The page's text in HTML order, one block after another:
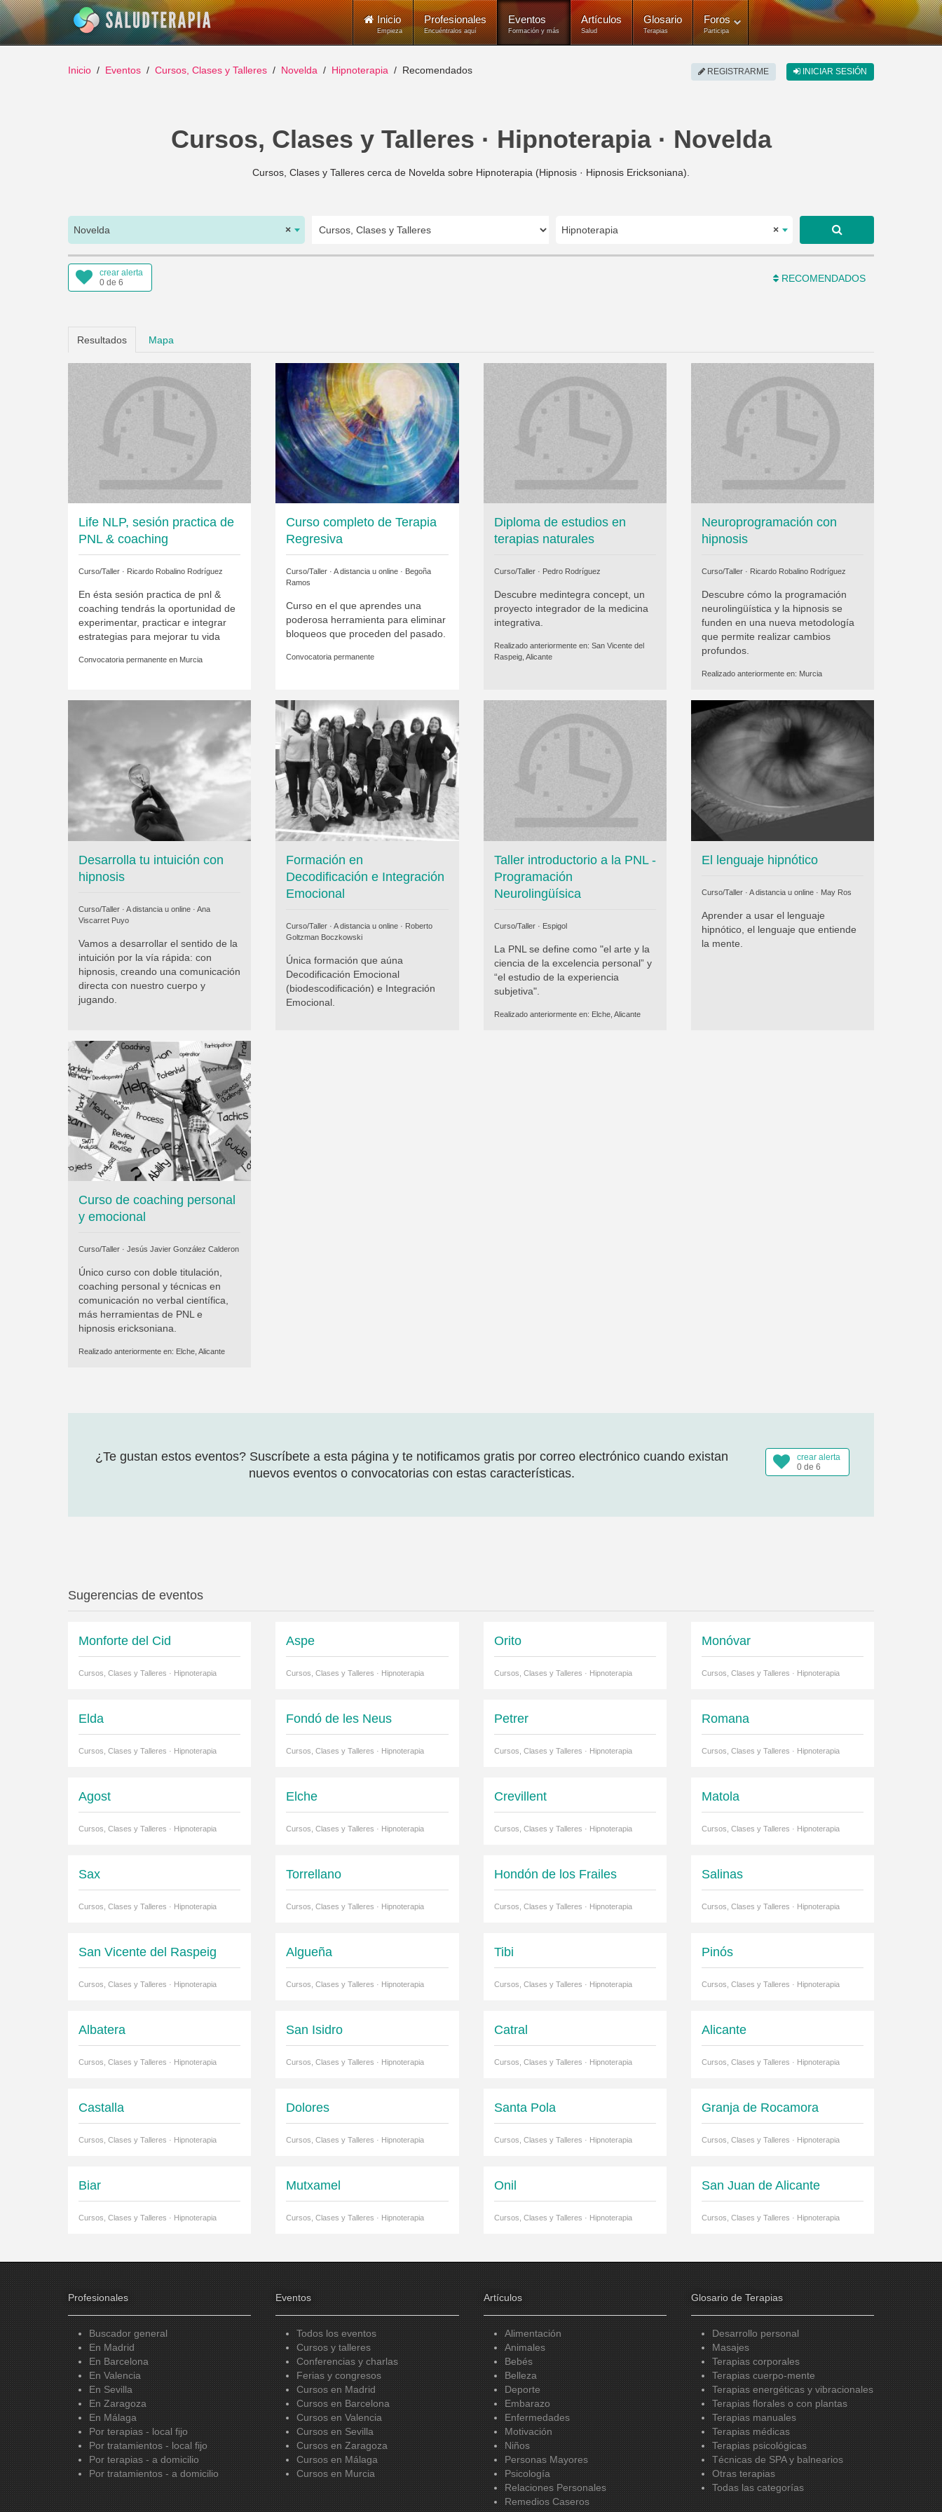
Inicio
Empieza
Profesionales
Encuéntralos aquí
Eventos
Formación y más
Artículos
Salud
Glosario
Terapias
Foros
Participa
REGISTRARME INICIAR SESIÓN
Inicio Eventos Cursos, Clases y Talleres Novelda Hipnoterapia Recomendados
Cursos, Clases y Talleres · Hipnoterapia · Novelda
Cursos, Clases y Talleres cerca de Novelda sobre Hipnoterapia (Hipnosis · Hipnosis Ericksoniana).
×
Novelda ×
Hipnoterapia
crear alerta
0 de 6
RECOMENDADOS
Resultados Mapa
Life NLP, sesión practica de
PNL & coaching
Curso/Taller · Ricardo Robalino Rodríguez
En ésta sesión practica de pnl &
coaching tendrás la oportunidad de
experimentar, practicar e integrar
estrategias para mejorar tu vida
Convocatoria permanente en Murcia
Curso completo de Terapia
Regresiva
Curso/Taller · A distancia u online · Begoña
Ramos
Curso en el que aprendes una
poderosa herramienta para eliminar
bloqueos que proceden del pasado.
Convocatoria permanente
Diploma de estudios en
terapias naturales
Curso/Taller · Pedro Rodríguez
Descubre medintegra concept, un
proyecto integrador de la medicina
integrativa.
Realizado anteriormente en: San Vicente del
Raspeig, Alicante
Neuroprogramación con
hipnosis
Curso/Taller · Ricardo Robalino Rodríguez
Descubre cómo la programación
neurolingüística y la hipnosis se
funden en una nueva metodología
que permite realizar cambios
profundos.
Realizado anteriormente en: Murcia
Desarrolla tu intuición con
hipnosis
Curso/Taller · A distancia u online · Ana
Viscarret Puyo
Vamos a desarrollar el sentido de la
intuición por la vía rápida: con
hipnosis, creando una comunicación
directa con nuestro cuerpo y
jugando.
Formación en
Decodificación e Integración
Emocional
Curso/Taller · A distancia u online · Roberto
Goltzman Boczkowski
Única formación que aúna
Decodificación Emocional
(biodescodificación) e Integración
Emocional.
Taller introductorio a la PNL -
Programación
Neurolingüísica
Curso/Taller · Espigol
La PNL se define como "el arte y la
ciencia de la excelencia personal” y
“el estudio de la experiencia
subjetiva".
Realizado anteriormente en: Elche, Alicante
El lenguaje hipnótico
Curso/Taller · A distancia u online · May Ros
Aprender a usar el lenguaje
hipnótico, el lenguaje que entiende
la mente.
Curso de coaching personal
y emocional
Curso/Taller · Jesús Javier González Calderon
Único curso con doble titulación,
coaching personal y técnicas en
comunicación no verbal científica,
más herramientas de PNL e
hipnosis ericksoniana.
Realizado anteriormente en: Elche, Alicante
crear alerta
0 de 6
¿Te gustan estos eventos? Suscríbete a esta página y te notificamos gratis por correo electrónico cuando existan
nuevos eventos o convocatorias con estas características.
Sugerencias de eventos
Monforte del Cid
Cursos, Clases y Talleres · Hipnoterapia
Aspe
Cursos, Clases y Talleres · Hipnoterapia
Orito
Cursos, Clases y Talleres · Hipnoterapia
Monóvar
Cursos, Clases y Talleres · Hipnoterapia
Elda
Cursos, Clases y Talleres · Hipnoterapia
Fondó de les Neus
Cursos, Clases y Talleres · Hipnoterapia
Petrer
Cursos, Clases y Talleres · Hipnoterapia
Romana
Cursos, Clases y Talleres · Hipnoterapia
Agost
Cursos, Clases y Talleres · Hipnoterapia
Elche
Cursos, Clases y Talleres · Hipnoterapia
Crevillent
Cursos, Clases y Talleres · Hipnoterapia
Matola
Cursos, Clases y Talleres · Hipnoterapia
Sax
Cursos, Clases y Talleres · Hipnoterapia
Torrellano
Cursos, Clases y Talleres · Hipnoterapia
Hondón de los Frailes
Cursos, Clases y Talleres · Hipnoterapia
Salinas
Cursos, Clases y Talleres · Hipnoterapia
San Vicente del Raspeig
Cursos, Clases y Talleres · Hipnoterapia
Algueña
Cursos, Clases y Talleres · Hipnoterapia
Tibi
Cursos, Clases y Talleres · Hipnoterapia
Pinós
Cursos, Clases y Talleres · Hipnoterapia
Albatera
Cursos, Clases y Talleres · Hipnoterapia
San Isidro
Cursos, Clases y Talleres · Hipnoterapia
Catral
Cursos, Clases y Talleres · Hipnoterapia
Alicante
Cursos, Clases y Talleres · Hipnoterapia
Castalla
Cursos, Clases y Talleres · Hipnoterapia
Dolores
Cursos, Clases y Talleres · Hipnoterapia
Santa Pola
Cursos, Clases y Talleres · Hipnoterapia
Granja de Rocamora
Cursos, Clases y Talleres · Hipnoterapia
Biar
Cursos, Clases y Talleres · Hipnoterapia
Mutxamel
Cursos, Clases y Talleres · Hipnoterapia
Onil
Cursos, Clases y Talleres · Hipnoterapia
San Juan de Alicante
Cursos, Clases y Talleres · Hipnoterapia
Profesionales
Buscador general
En Madrid
En Barcelona
En Valencia
En Sevilla
En Zaragoza
En Málaga
Por terapias - local fijo
Por tratamientos - local fijo
Por terapias - a domicilio
Por tratamientos - a domicilio
Eventos
Todos los eventos
Cursos y talleres
Conferencias y charlas
Ferias y congresos
Cursos en Madrid
Cursos en Barcelona
Cursos en Valencia
Cursos en Sevilla
Cursos en Zaragoza
Cursos en Málaga
Cursos en Murcia
Artículos
Alimentación
Animales
Bebés
Belleza
Deporte
Embarazo
Enfermedades
Motivación
Niños
Personas Mayores
Psicología
Relaciones Personales
Remedios Caseros
Glosario de Terapias
Desarrollo personal
Masajes
Terapias corporales
Terapias cuerpo-mente
Terapias energéticas y vibracionales
Terapias florales o con plantas
Terapias manuales
Terapias médicas
Terapias psicológicas
Técnicas de SPA y balnearios
Otras terapias
Todas las categorías